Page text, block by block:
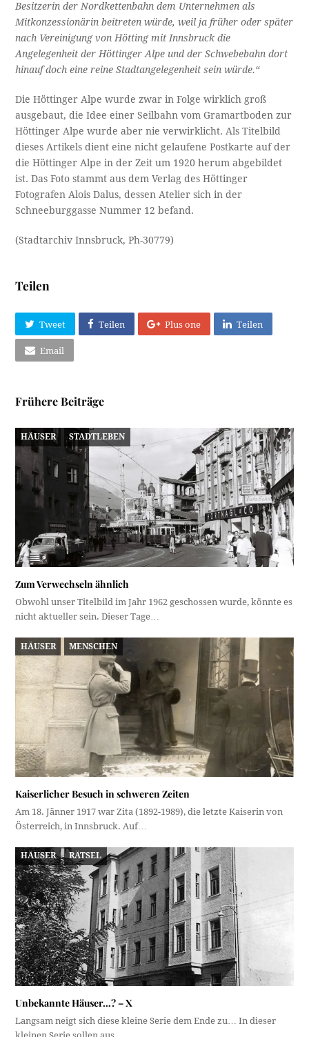
Besitzerin der Nordkettenbahn dem Unternehmen als
Mitkonzessionärin beitreten würde, weil ja früher oder später
nach Vereinigung von Hötting mit Innsbruck die
Angelegenheit der Höttinger Alpe und der Schwebebahn dort
hinauf doch eine reine Stadtangelegenheit sein würde.“
Die Höttinger Alpe wurde zwar in Folge wirklich groß
ausgebaut, die Idee einer Seilbahn vom Gramartboden zur
Höttinger Alpe wurde aber nie verwirklicht. Als Titelbild
dieses Artikels dient eine nicht gelaufene Postkarte auf der
die Höttinger Alpe in der Zeit um 1920 herum abgebildet
ist. Das Foto stammt aus dem Verlag des Höttinger
Fotografen Alois Dalus, dessen Atelier sich in der
Schneeburggasse Nummer 12 befand.
(Stadtarchiv Innsbruck, Ph-30779)
Teilen
Tweet Teilen Plus one Teilen
Email
Frühere Beiträge
HÄUSER STADTLEBEN
Zum Verwechseln ähnlich
Obwohl unser Titelbild im Jahr 1962 geschossen wurde, könnte es
nicht aktueller sein. Dieser Tage…
HÄUSER MENSCHEN
Kaiserlicher Besuch in schweren Zeiten
Am 18. Jänner 1917 war Zita (1892-1989), die letzte Kaiserin von
Österreich, in Innsbruck. Auf…
HÄUSER RÄTSEL
Unbekannte Häuser…? – X
Langsam neigt sich diese kleine Serie dem Ende zu… In dieser